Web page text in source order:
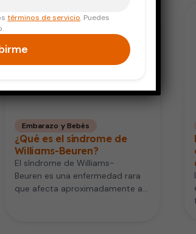
Embarazo y Bebés
¿Qué es el síndrome de
Williams-Beuren?
El síndrome de Williams-
Beuren es una enfermedad rara
que afecta aproximadamente a
términos de servicio. Puedes